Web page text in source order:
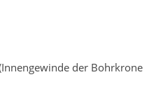
der Bohrkrone